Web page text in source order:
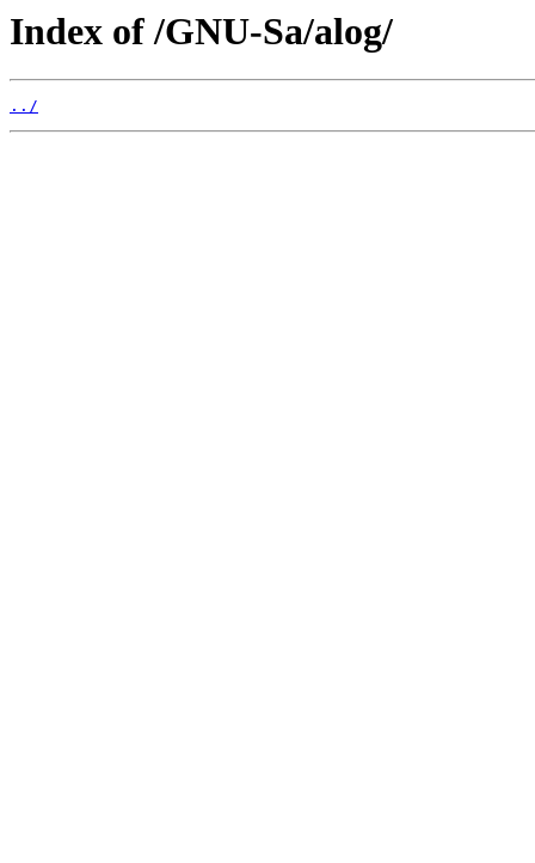
Index of /GNU-Sa/alog/
../